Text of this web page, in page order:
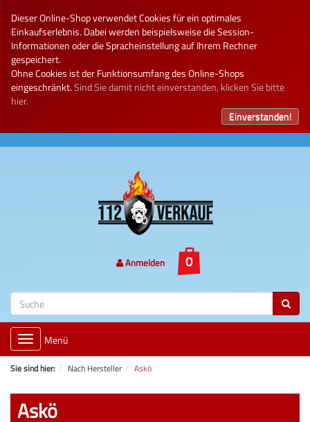
Dieser Online-Shop verwendet Cookies für ein optimales
Einkaufserlebnis. Dabei werden beispielsweise die Session-
Informationen oder die Spracheinstellung auf Ihrem Rechner
gespeichert.
Ohne Cookies ist der Funktionsumfang des Online-Shops
eingeschränkt.Sind Sie damit nicht einverstanden, klicken Sie bitte
hier.
Einverstanden!
Anmelden
Toggle
navigation
Menü
Sie sind hier: Nach Hersteller Askö
Askö